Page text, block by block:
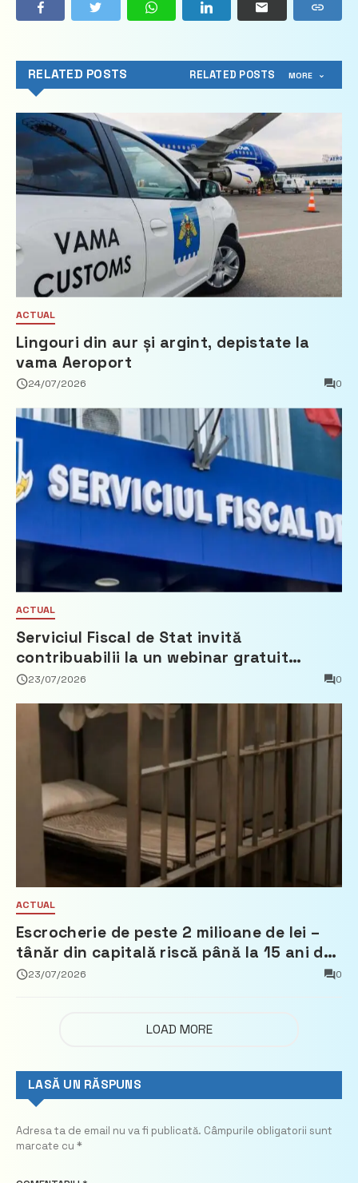
RELATED POSTS RELATED POSTS MORE
ACTUAL
Lingouri din aur și argint, depistate la
vama Aeroport
24/07/2026 0
ACTUAL
Serviciul Fiscal de Stat invită
contribuabilii la un webinar gratuit
privind calculul impozitului pe bunurile
23/07/2026 0
ACTUAL
Escrocherie de peste 2 milioane de lei –
tânăr din capitală riscă până la 15 ani de
închisoare
23/07/2026 0
LOAD MORE
LASĂ UN RĂSPUNS
Adresa ta de email nu va fi publicată. Câmpurile obligatorii sunt
marcate cu *